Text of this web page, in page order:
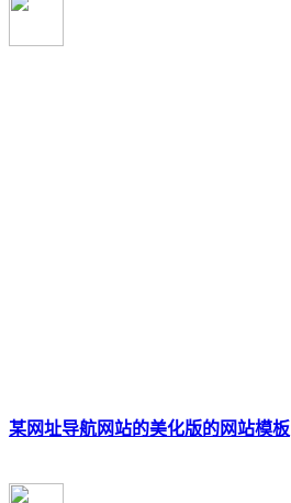
某网址导航网站的美化版的网站模板